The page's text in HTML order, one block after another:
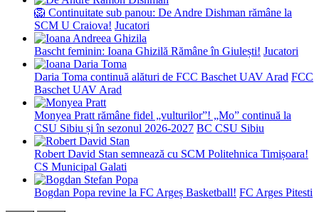
🦁 Continuitate sub panou: De Andre Dishman rămâne la
SCM U Craiova! Jucatori
Bascht feminin: Ioana Ghizilă Rămâne în Giulești! Jucatori
Daria Toma continuă alături de FCC Baschet UAV Arad FCC
Baschet UAV Arad
Monyea Pratt rămâne fidel „vulturilor”! „Mo” continuă la
CSU Sibiu și în sezonul 2026-2027 BC CSU Sibiu
Robert David Stan semnează cu SCM Politehnica Timișoara!
CS Municipal Galati
Bogdan Popa revine la FC Argeș Basketball! FC Arges Pitesti